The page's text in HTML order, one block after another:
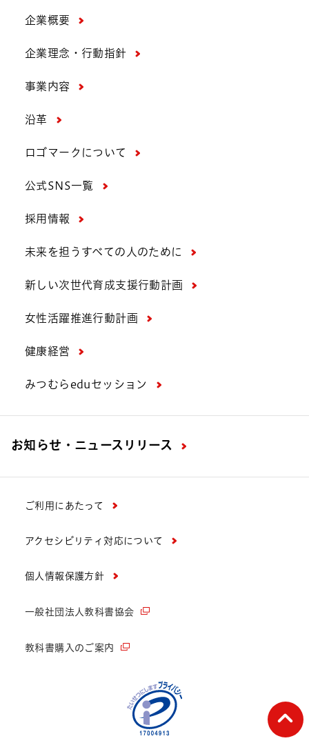
企業概要
企業理念・行動指針
事業内容
沿革
ロゴマークについて
公式SNS一覧
採用情報
未来を担うすべての人のために
新しい次世代育成支援行動計画
女性活躍推進行動計画
健康経営
みつむらeduセッション
お知らせ・ニュースリリース
ご利用にあたって
アクセシビリティ対応について
個人情報保護方針
一般社団法人教科書協会
教科書購入のご案内
ペ